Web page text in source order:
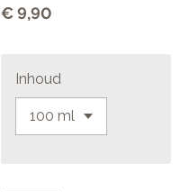
€ 9,90
Inhoud